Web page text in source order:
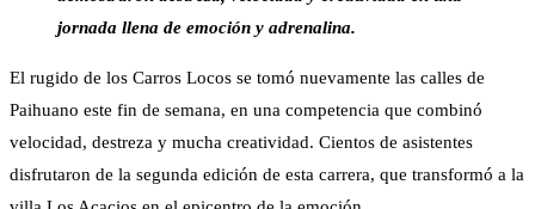
jornada llena de emoción y adrenalina.
El rugido de los Carros Locos se tomó nuevamente las calles de
Paihuano este fin de semana, en una competencia que combinó
velocidad, destreza y mucha creatividad. Cientos de asistentes
disfrutaron de la segunda edición de esta carrera, que transformó a la